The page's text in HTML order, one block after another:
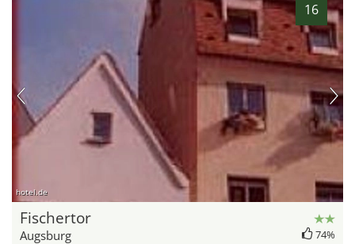
16
hotel.de
Fischertor
Augsburg 74%